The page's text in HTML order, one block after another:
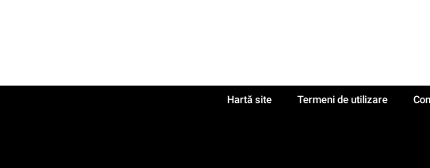
Hartă site Termeni de utilizare